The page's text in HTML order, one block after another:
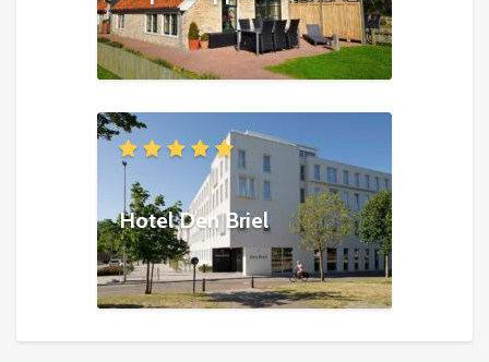
Hotel Den Briel